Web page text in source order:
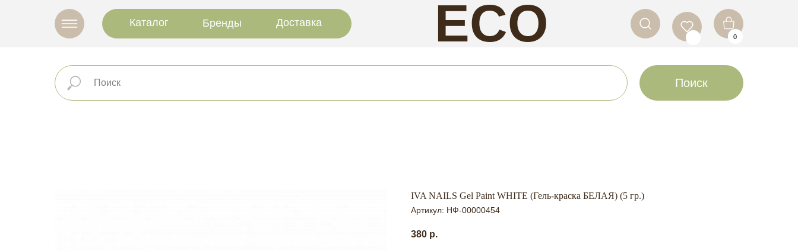
0
ECO
NAILS
Доставка
Каталог Бренды
Поиск
IVA NAILS Gel Paint WHITE (Гель-краска БЕЛАЯ) (5 гр.)
Артикул: НФ-00000454
380 р.